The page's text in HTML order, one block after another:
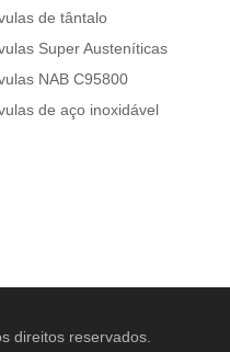
de tântalo
Super Austeníticas
NAB C95800
de aço inoxidável
direitos reservados.